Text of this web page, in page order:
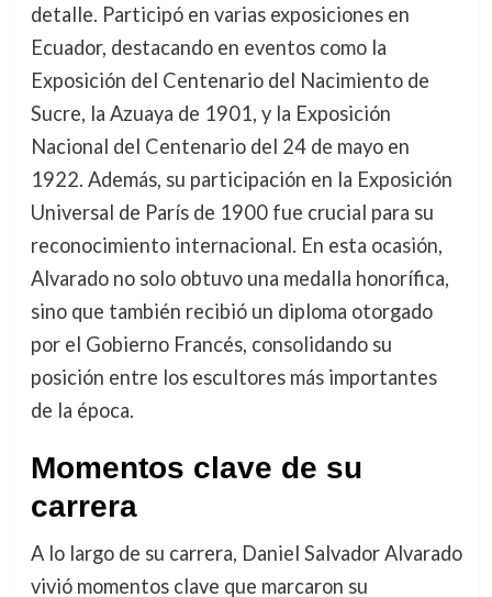
detalle. Participó en varias exposiciones en
Ecuador, destacando en eventos como la
Exposición del Centenario del Nacimiento de
Sucre, la Azuaya de 1901, y la Exposición
Nacional del Centenario del 24 de mayo en
1922. Además, su participación en la Exposición
Universal de París de 1900 fue crucial para su
reconocimiento internacional. En esta ocasión,
Alvarado no solo obtuvo una medalla honorífica,
sino que también recibió un diploma otorgado
por el Gobierno Francés, consolidando su
posición entre los escultores más importantes
de la época.
Momentos clave de su
carrera
A lo largo de su carrera, Daniel Salvador Alvarado
vivió momentos clave que marcaron su